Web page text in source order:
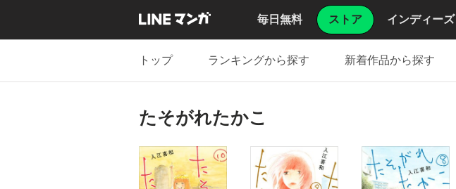
毎日無料 ストア インディーズ
トップ ランキングから探す 新着作品から探す
たそがれたかこ